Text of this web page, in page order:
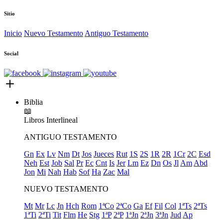
Sitio
Inicio Nuevo Testamento Antiguo Testamento
Social
Biblia
📖
Libros Interlineal
ANTIGUO TESTAMENTO
Gn Ex Lv Nm Dt Jos Jueces Rut 1S 2S 1R 2R 1Cr 2C Esd
Neh Est Job Sal Pr Ec Cnt Is Jer Lm Ez Dn Os Jl Am Abd
Jon Mi Nah Hab Sof Ha Zac Mal
NUEVO TESTAMENTO
Mt Mr Lc Jn Hch Rom 1ªCo 2ªCo Ga Ef Fil Col 1ªTs 2ªTs
1ªTi 2ªTi Tit Flm He Stg 1ªP 2ªP 1ªJn 2ªJn 3ªJn Jud Ap